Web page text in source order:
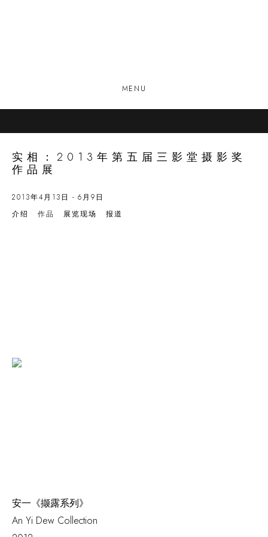
MENU
实相：2013年第五届三影堂摄影奖
作品展
2013年4月13日 - 6月9日
介绍
作品 展览现场 报道
安一《撷露系列》
An Yi Dew Collection